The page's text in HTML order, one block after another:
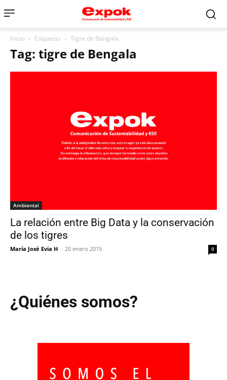
Inicio Etiquetas Tigre de Bengala
Tag: tigre de Bengala
Ambiental
La relación entre Big Data y la conservación
de los tigres
María José Evia H - 20 enero 2015 0
¿Quiénes somos?